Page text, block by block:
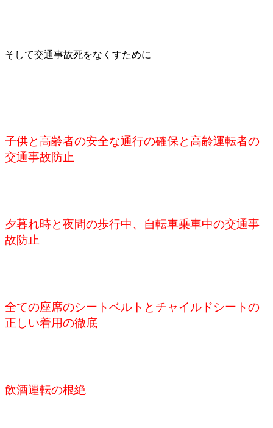
そして交通事故死をなくすために
子供と高齢者の安全な通行の確保と高齢運転者の
交通事故防止
夕暮れ時と夜間の歩行中、自転車乗車中の交通事
故防止
全ての座席のシートベルトとチャイルドシートの
正しい着用の徹底
飲酒運転の根絶